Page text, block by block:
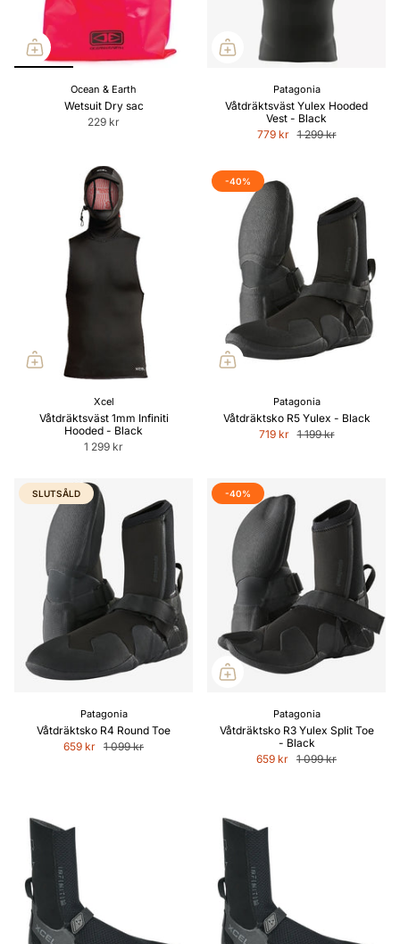
Ocean & Earth
Wetsuit Dry sac
229 kr
Patagonia
Våtdräktsväst Yulex Hooded
Vest - Black
779 kr 1 299 kr
Xcel
Våtdräktsväst 1mm Infiniti
Hooded - Black
1 299 kr
-40%
Patagonia
Våtdräktsko R5 Yulex - Black
719 kr 1 199 kr
SLUTSÅLD
Patagonia
Våtdräktsko R4 Round Toe
659 kr 1 099 kr
-40%
Patagonia
Våtdräktsko R3 Yulex Split Toe
- Black
659 kr 1 099 kr